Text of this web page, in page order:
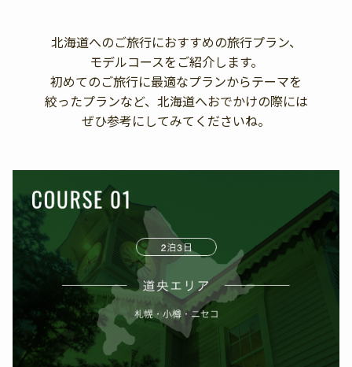
北海道へのご旅行におすすめの旅行プラン、
モデルコースをご紹介します。
初めてのご旅行に最適なプランからテーマを
絞ったプランなど、北海道へおでかけの際には
ぜひ参考にしてみてくださいね。